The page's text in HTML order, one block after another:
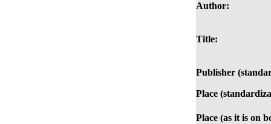
Author:
Title:
Publisher
Place
Place (as it is on